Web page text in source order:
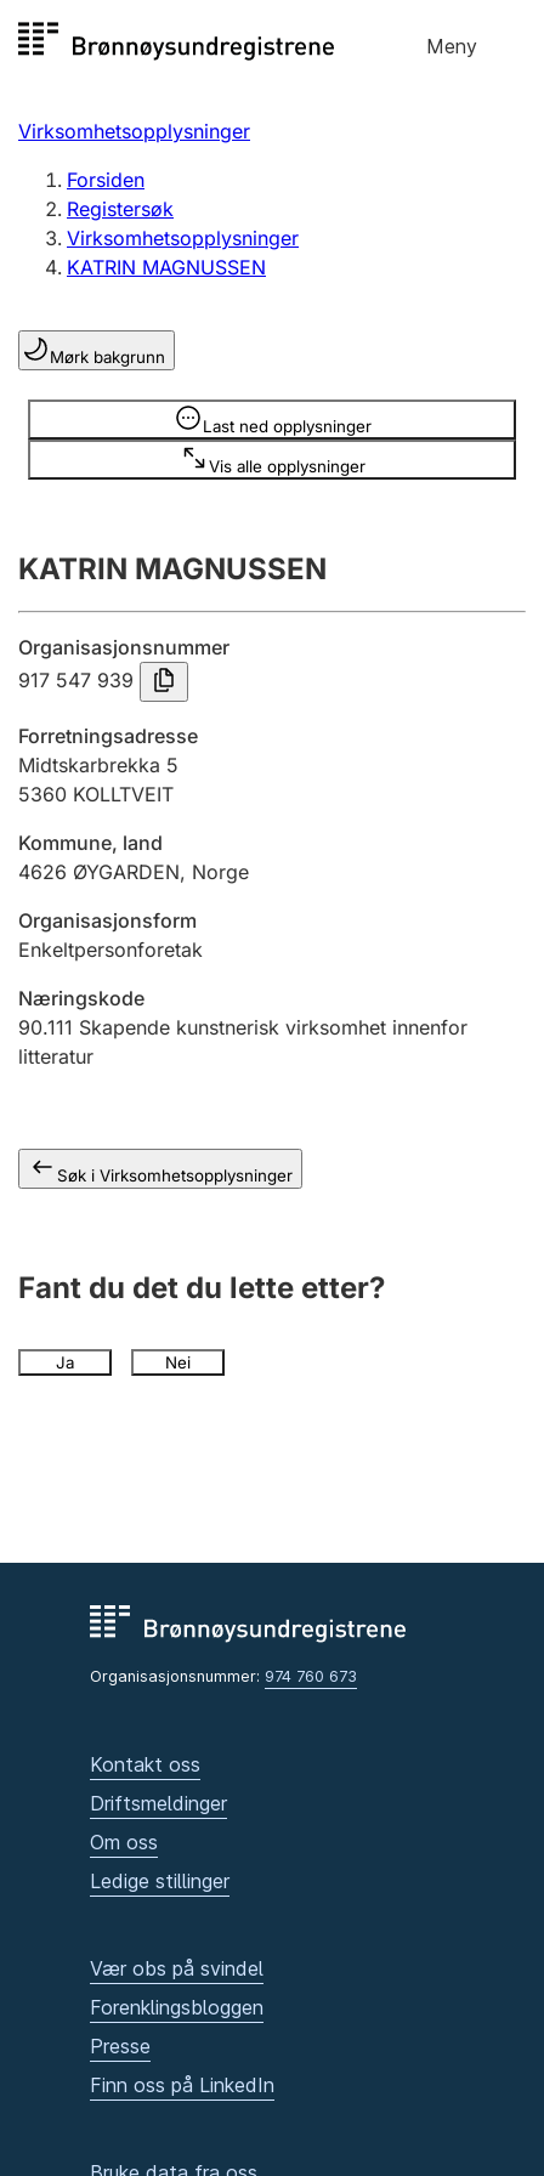
til
Meny
Registersøk
Aksjeselskap
Enkeltpersonforetak
Registrere, endre, slette
Lag og forening
Registrere, endre, slette
Innsending og forsinkelsesgebyr
Tinglysing
Jeger
Ektepaktveileder
Offentlig sektor
Virksomhetsopplysninger
Forsiden
Registersøk
Virksomhetsopplysninger
KATRIN MAGNUSSEN
Mørk bakgrunn
Last ned opplysninger
Vis alle opplysninger
Opplysninger er skjult
KATRIN MAGNUSSEN
Organisasjonsnummer
917 547 939
Forretningsadresse
Midtskarbrekka 5
5360 KOLLTVEIT
Kommune, land
4626 ØYGARDEN, Norge
Organisasjonsform
Enkeltpersonforetak
Næringskode
90.111 Skapende kunstnerisk virksomhet innenfor
litteratur
Søk i Virksomhetsopplysninger
Fant du det du lette etter?
Ja Nei
Organisasjonsnummer: 974 760 673
Kontakt oss
Driftsmeldinger
Om oss
Ledige stillinger
Vær obs på svindel
Forenklingsbloggen
Presse
Finn oss på LinkedIn